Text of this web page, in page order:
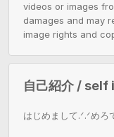
videos or images
damages and may
自己紹介 /
はじめまして.ᐟ‪‪.ᐟめろ